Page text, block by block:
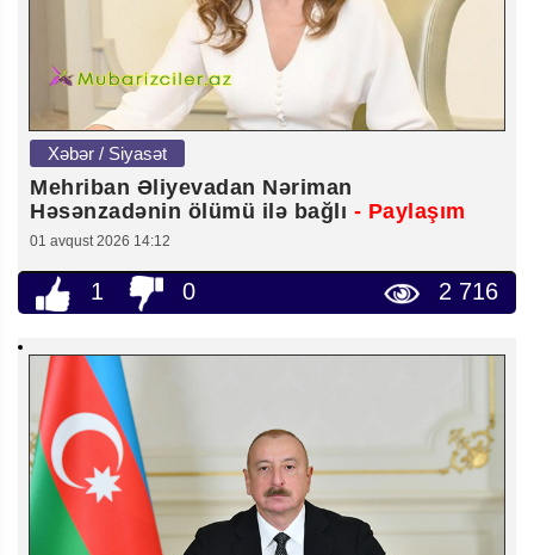
Xəbər / Siyasət
Mehriban Əliyevadan Nəriman
Həsənzadənin ölümü ilə bağlı - Paylaşım
01 avqust 2026 14:12
1 0 2 716